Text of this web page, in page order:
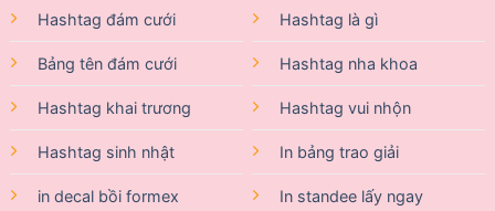
Hashtag đám cưới
Bảng tên đám cưới
Hashtag khai trương
Hashtag sinh nhật
in decal bồi formex
Hashtag là gì
Hashtag nha khoa
Hashtag vui nhộn
In bảng trao giải
In standee lấy ngay